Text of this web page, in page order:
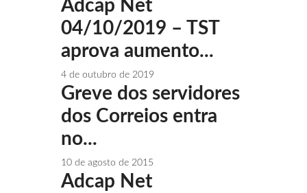
Adcap Net
04/10/2019 – TST
aprova aumento...
4 de outubro de 2019
Greve dos servidores
dos Correios entra
no...
10 de agosto de 2015
Adcap Net